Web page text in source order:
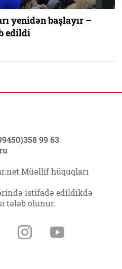
yenidən başlayır –
edildi
99 63
Müəllif hüquqları
istifadə edildikdə
tələb olunur.